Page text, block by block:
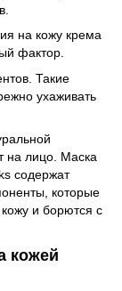
на кожу крема
фактор.
Такие
ухаживать
на лицо. Маска
содержат
которые
и борются с
кожей